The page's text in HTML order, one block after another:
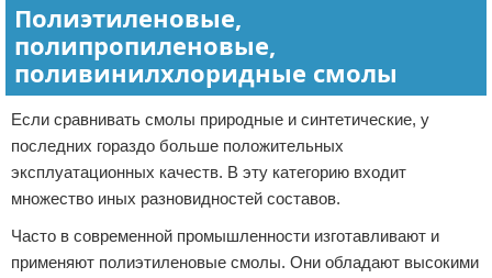
Полиэтиленовые,
полипропиленовые,
поливинилхлоридные смолы
Если сравнивать смолы природные и синтетические, у
последних гораздо больше положительных
эксплуатационных качеств. В эту категорию входит
множество иных разновидностей составов.
Часто в современной промышленности изготавливают и
применяют полиэтиленовые смолы. Они обладают высокими